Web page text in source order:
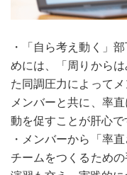
・「自ら考え動く」
めには、「周りから
た同調圧力によって
メンバーと共に、率
動を促すことが肝心で
・メンバーから「率
チームをつくるため